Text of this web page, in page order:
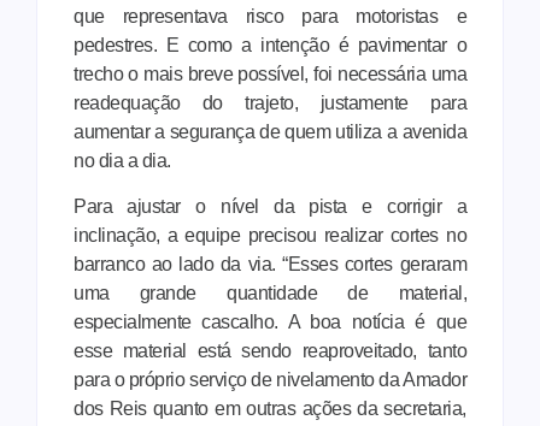
que representava risco para motoristas e
pedestres. E como a intenção é pavimentar o
trecho o mais breve possível, foi necessária uma
readequação do trajeto, justamente para
aumentar a segurança de quem utiliza a avenida
no dia a dia.
Para ajustar o nível da pista e corrigir a
inclinação, a equipe precisou realizar cortes no
barranco ao lado da via. “Esses cortes geraram
uma grande quantidade de material,
especialmente cascalho. A boa notícia é que
esse material está sendo reaproveitado, tanto
para o próprio serviço de nivelamento da Amador
dos Reis quanto em outras ações da secretaria,